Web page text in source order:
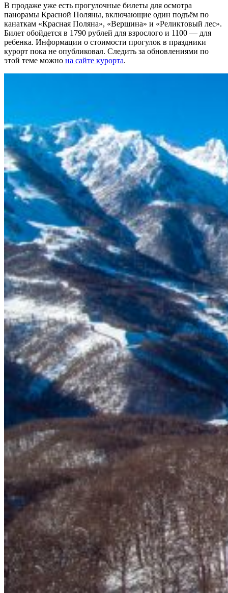
В продаже уже есть прогулочные билеты для осмотра
панорамы Красной Поляны, включающие один подъём по
канаткам «Красная Поляна», «Вершина» и «Реликтовый лес».
Билет обойдется в 1790 рублей для взрослого и 1100 — для
ребенка. Информации о стоимости прогулок в праздники
курорт пока не опубликовал. Следить за обновлениями по
этой теме можно на сайте курорта.